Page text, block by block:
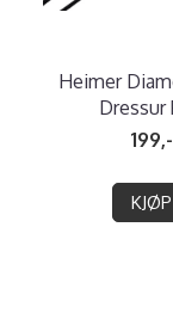
Heimer
Dressur
199,-
KJØP